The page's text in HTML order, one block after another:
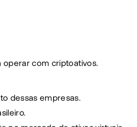
operar com criptoativos.
dessas empresas.